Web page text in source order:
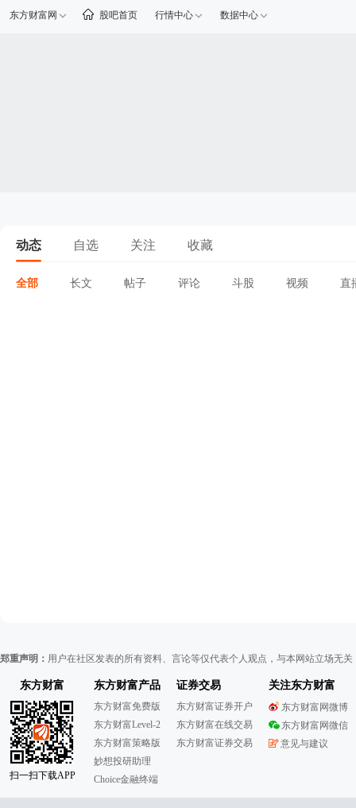
东方财富网 股吧首页 行情中心 数据中心
动态 自选 关注 收藏
全部 长文 帖子 评论 斗股 视频 直
郑重声明： 用户在社区发表的所有资料、言论等仅代表个人观点，与本网站立场无
东方财富
扫一扫下载APP
东方财富产品
东方财富免费版
东方财富Level-2
东方财富策略版
妙想投研助理
Choice金融终端
证券交易
东方财富证券开户
东方财富在线交易
东方财富证券交易
关注东方财富
东方财富网微博
东方财富网微信
意见与建议